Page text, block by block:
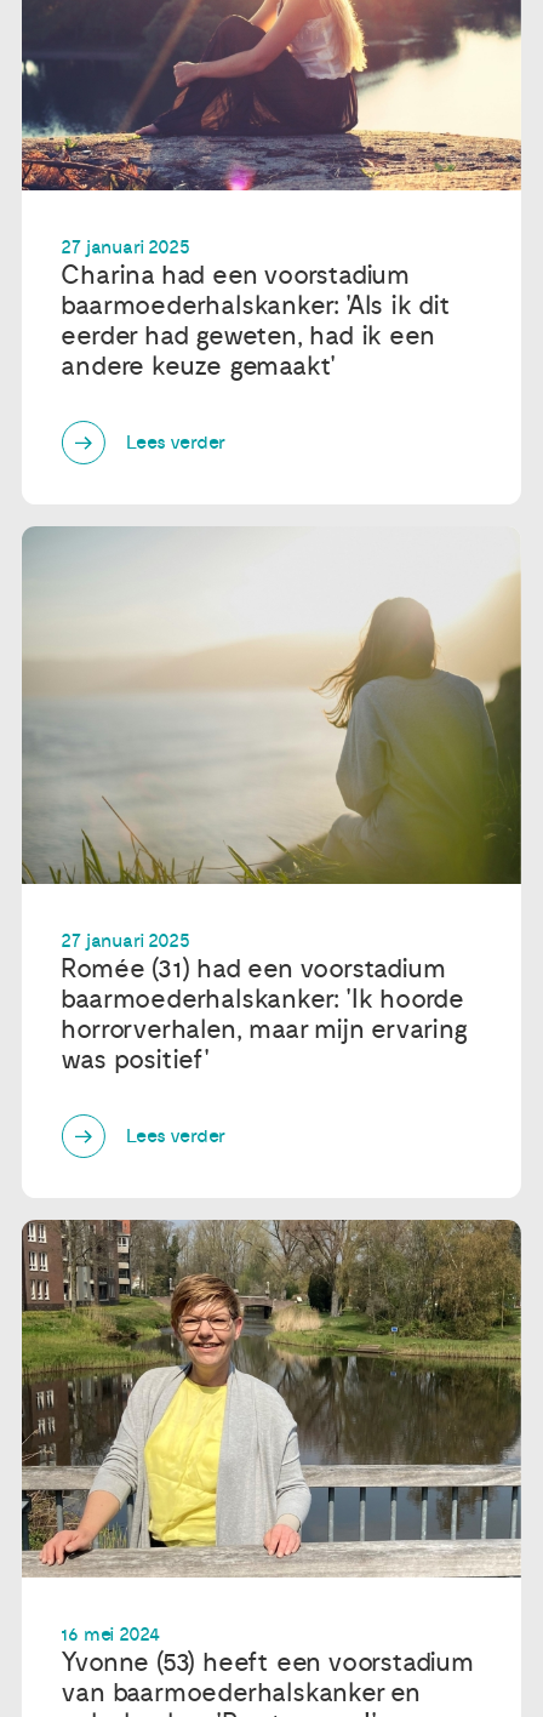
27 januari 2025
Charina had een voorstadium
baarmoederhalskanker: 'Als ik dit
eerder had geweten, had ik een
andere keuze gemaakt'
Lees verder
27 januari 2025
Romée (31) had een voorstadium
baarmoederhalskanker: 'Ik hoorde
horrorverhalen, maar mijn ervaring
was positief'
Lees verder
16 mei 2024
Yvonne (53) heeft een voorstadium
van baarmoederhalskanker en